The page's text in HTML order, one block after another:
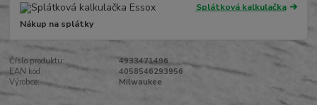
Splátková kalkulačka
Nákup na splátky
Číslo produktu:
4933471496
EAN kód:
4058546293956
Výrobce:
Milwaukee